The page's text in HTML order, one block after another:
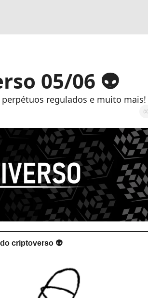
05/06 👽
regulados e muito mais!
criptoverso 👽